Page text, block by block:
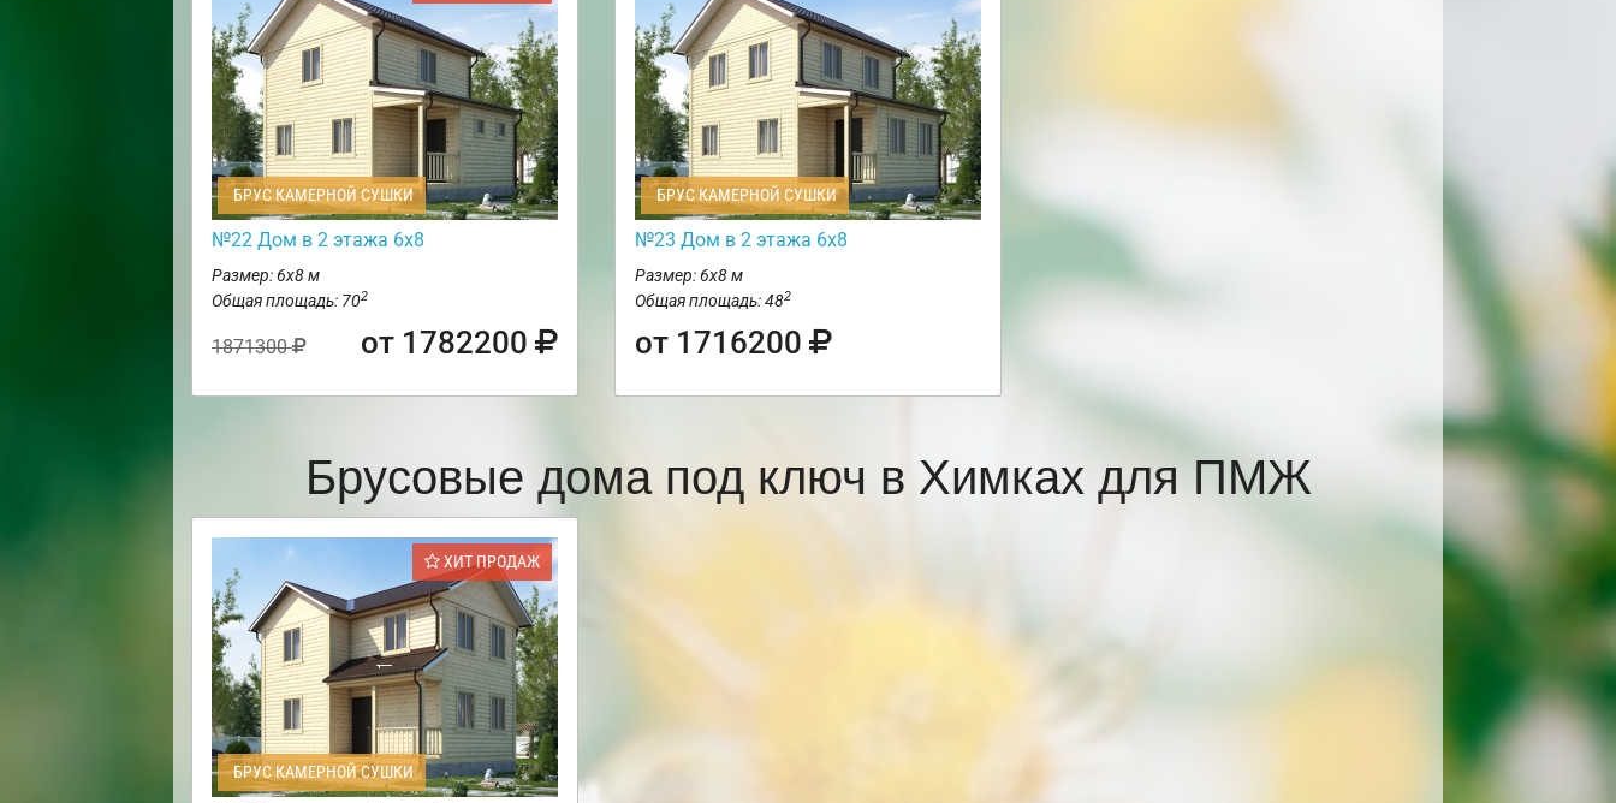
БРУС КАМЕРНОЙ СУШКИ
№22 Дом в 2 этажа 6х8
Размер: 6х8 м
Общая площадь: 702
1871300 от 1782200
БРУС КАМЕРНОЙ СУШКИ
№23 Дом в 2 этажа 6х8
Размер: 6х8 м
Общая площадь: 482
от 1716200
Брусовые дома под ключ в Химках для ПМЖ
ХИТ ПРОДАЖ
БРУС КАМЕРНОЙ СУШКИ